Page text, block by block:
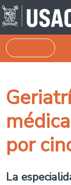
Pasar al contenido
Buscar
por
La